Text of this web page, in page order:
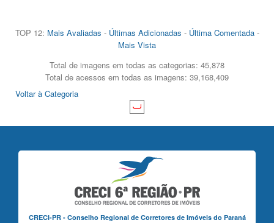
TOP 12: Mais Avaliadas - Últimas Adicionadas - Última Comentada-
Mais Vista
Total de imagens em todas as categorias: 45,878
Total de acessos em todas as imagens: 39,168,409
Voltar à Categoria
CRECI-PR - Conselho Regional de Corretores de Imóveis do Paraná